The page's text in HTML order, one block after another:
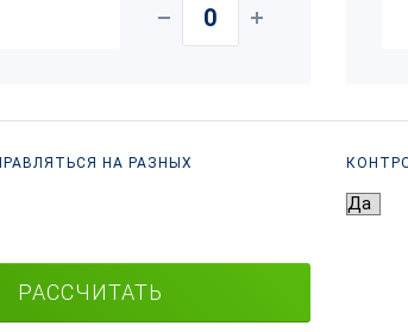
НА РАЗНЫХ
РАССЧИТАТЬ